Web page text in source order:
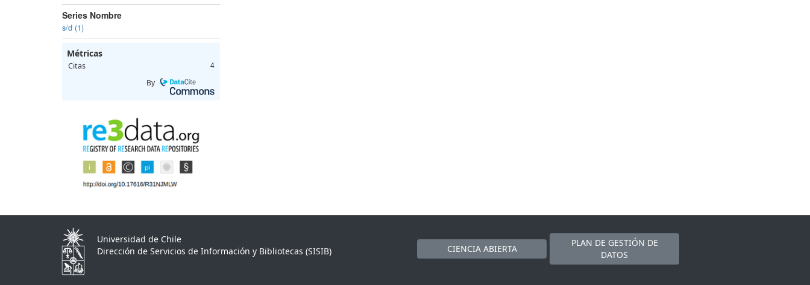
Series Nombre
s/d (1)
Métricas
Citas 4
By
Universidad de Chile
Dirección de Servicios de Información y Bibliotecas (SISIB)
CIENCIA ABIERTA
PLAN DE GESTIÓN DE
DATOS